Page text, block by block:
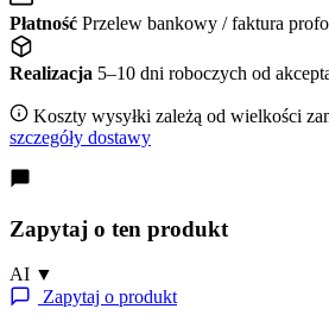
Płatność Przelew bankowy / faktura
Realizacja 5–10 dni roboczych od
Koszty wysyłki zależą od wielkości
szczegóły dostawy
Zapytaj o ten produkt
AI ▼
Zapytaj o produkt